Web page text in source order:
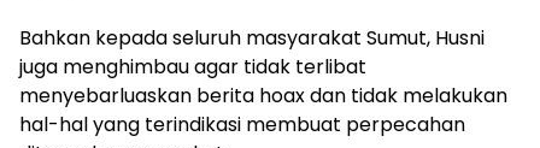
Bahkan kepada seluruh masyarakat Sumut, Husni
juga menghimbau agar tidak terlibat
menyebarluaskan berita hoax dan tidak melakukan
hal-hal yang terindikasi membuat perpecahan